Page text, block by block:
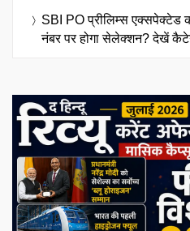
SBI PO प्रीलिम्स
नंबर पर होगा सेलेक्शन? देखें